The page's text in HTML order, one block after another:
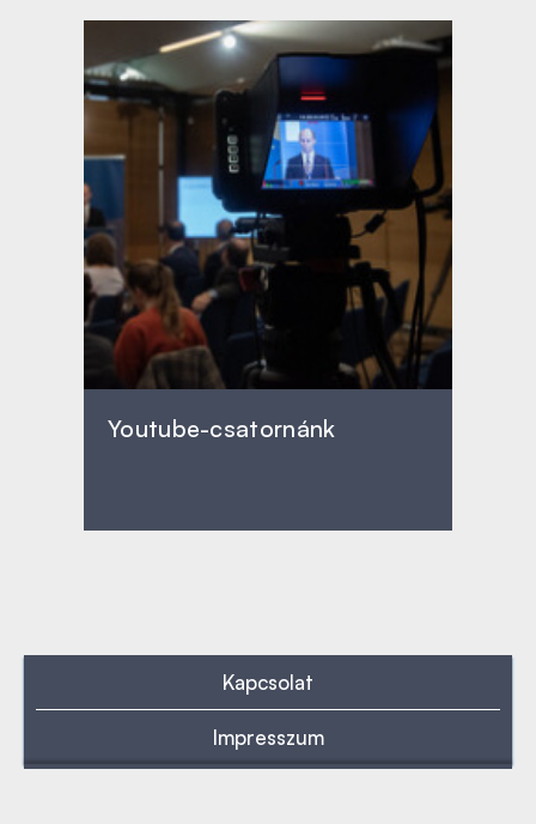
Youtube-csatornánk
Kapcsolat
Impresszum